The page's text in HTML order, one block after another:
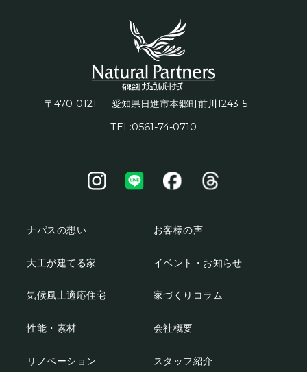
〒470-0121 愛知県日進市本郷町前川 1243-5
TEL:0561-74-0710
ナパスの想い
大工が建てる家
気候風土適応住宅
性能・素材
リノベーション
お客様の声
イベント・お知らせ
家づくりコラム
会社概要
スタッフ紹介